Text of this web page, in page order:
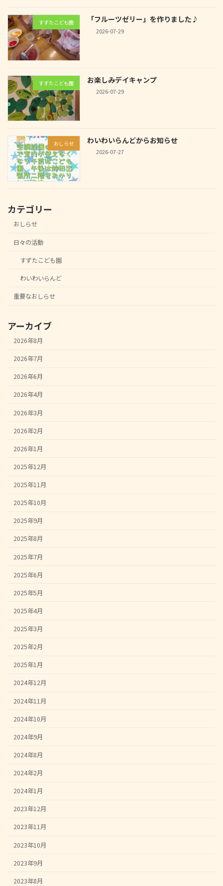
すずたこども園 「フルーツゼリー」を作りました♪
2026-07-29
すずたこども園 お楽しみデイキャンプ
2026-07-29
おしらせ わいわいらんどからお知らせ
2026-07-27
カテゴリー
おしらせ
日々の活動
すずたこども園
わいわいらんど
重要なおしらせ
アーカイブ
2026年8月
2026年7月
2026年6月
2026年4月
2026年3月
2026年2月
2026年1月
2025年12月
2025年11月
2025年10月
2025年9月
2025年8月
2025年7月
2025年6月
2025年5月
2025年4月
2025年3月
2025年2月
2025年1月
2024年12月
2024年11月
2024年10月
2024年9月
2024年8月
2024年2月
2024年1月
2023年12月
2023年11月
2023年10月
2023年9月
2023年8月